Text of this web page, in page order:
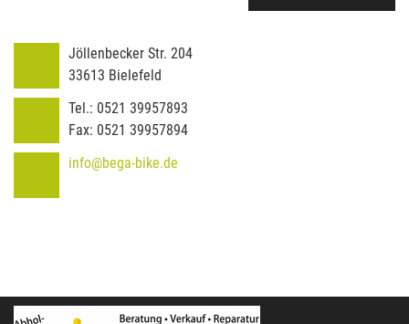
Jöllenbecker Str. 204
33613 Bielefeld
Tel.: 0521 39957893
Fax: 0521 39957894
info@bega-bike.de